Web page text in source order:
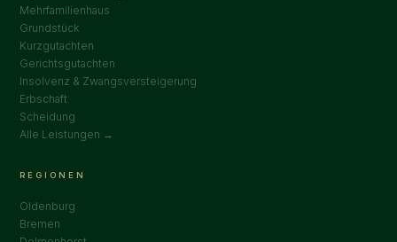
Mehrfamilienhaus
Grundstück
Kurzgutachten
Gerichtsgutachten
Insolvenz & Zwangsversteigerung
Erbschaft
Scheidung
Alle Leistungen →
REGIONEN
Oldenburg
Bremen